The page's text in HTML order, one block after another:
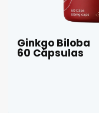
Ginkgo Biloba
60 Cápsulas